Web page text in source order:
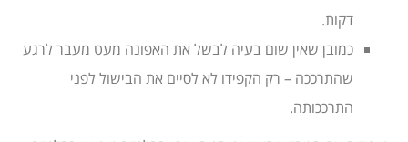
דקות.
כמובן שאין שום בעיה לבשל את האפונה מעט מעבר לרגע
שהתרככה – רק הקפידו לא לסיים את הבישול לפני
התרככותה.